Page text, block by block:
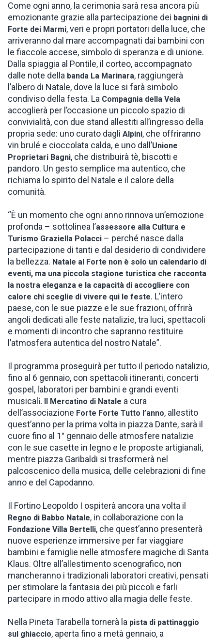
Come ogni anno, la cerimonia sarà resa ancora più
emozionante grazie alla partecipazione dei bagnini di
Forte dei Marmi, veri e propri portatori della luce, che
arriveranno dal mare accompagnati dai bambini con
le fiaccole accese, simbolo di speranza e di unione.
Dalla spiaggia al Pontile, il corteo, accompagnato
dalle note della banda La Marinara, raggiungerà
l’albero di Natale, dove la luce si farà simbolo
condiviso della festa. La Compagnia della Vela
accoglierà per l’occasione un piccolo spazio di
convivialità, con due stand allestiti all’ingresso della
propria sede: uno curato dagli Alpini, che offriranno
vin brulé e cioccolata calda, e uno dall’Unione
Proprietari Bagni, che distribuirà tè, biscotti e
pandoro. Un gesto semplice ma autentico, che
richiama lo spirito del Natale e il calore della
comunità.
“È un momento che ogni anno rinnova un’emozione
profonda – sottolinea l’assessore alla Cultura e
Turismo Graziella Polacci – perché nasce dalla
partecipazione di tanti e dal desiderio di condividere
la bellezza. Natale al Forte non è solo un calendario di
eventi, ma una piccola stagione turistica che racconta
la nostra eleganza e la capacità di accogliere con
calore chi sceglie di vivere qui le feste. L’intero
paese, con le sue piazze e le sue frazioni, offrirà
angoli dedicati alle feste natalizie, tra luci, spettacoli
e momenti di incontro che sapranno restituire
l’atmosfera autentica del nostro Natale”.
Il programma proseguirà per tutto il periodo natalizio,
fino al 6 gennaio, con spettacoli itineranti, concerti
gospel, laboratori per bambini e grandi eventi
musical i. Il Mercatino di Natale a cura
dell’associazione Forte Forte Tutto l’anno, allestito
quest’anno per la prima volta in piazza Dante, sarà il
cuore fino al 1° gennaio delle atmosfere natalizie
con le sue casette in legno e le proposte artigianali,
mentre piazza Garibaldi si trasformerà nel
palcoscenico della musica, delle celebrazioni di fine
anno e del Capodanno.
Il Fortino Leopoldo I ospiterà ancora una volta il
Regno di Babbo Natale, in collaborazione con la
Fondazione Villa Bertelli, che quest’anno presenterà
nuove esperienze immersive per far viaggiare
bambini e famiglie nelle atmosfere magiche di Santa
Klaus. Oltre all’allestimento scenografico, non
mancheranno i tradizionali laboratori creativi, pensati
per stimolare la fantasia dei più piccoli e farli
partecipare in modo attivo alla magia delle feste.
Nella Pineta Tarabella tornerà la pista di pattinaggio
sul ghiaccio, aperta fino a metà gennaio, a